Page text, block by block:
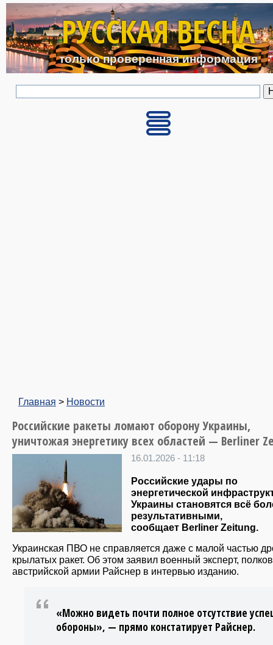
Перейти к основному
РУССКАЯ ВЕСНА
только проверенная информация
Главная > Новости
Российские ракеты ломают оборону Украины,
уничтожая энергетику всех областей — Berliner
16.01.2026 - 11:18
Российские удары по
энергетической
Украины становятся всё
результативными,
сообщает Berliner Zeitung.
Украинская ПВО не справляется даже с малой частью
крылатых ракет. Об этом заявил военный эксперт,
австрийской армии Райснер в интервью изданию.
«Можно видеть почти полное отсутствие
обороны», — прямо констатирует Райснер.